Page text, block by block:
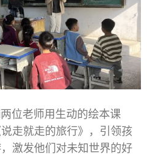
位老师用生动的绘本课
走就走的旅行》，引领孩
激发他们对未知世界的好